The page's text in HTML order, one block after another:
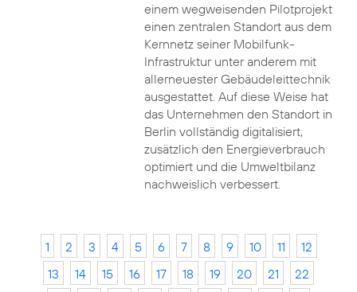
einem wegweisenden Pilotprojekt
einen zentralen Standort aus dem
Kernnetz seiner Mobilfunk-
Infrastruktur unter anderem mit
allerneuester Gebäudeleittechnik
ausgestattet. Auf diese Weise hat
das Unternehmen den Standort in
Berlin vollständig digitalisiert,
zusätzlich den Energieverbrauch
optimiert und die Umweltbilanz
nachweislich verbessert.
1 2 3 4 5 6 7 8 9 10 11
12
13
14 15 16 17 18 19 20 21
22